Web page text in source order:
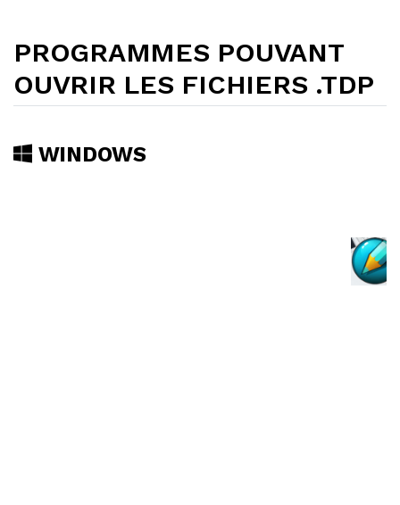
PROGRAMMES POUVANT
OUVRIR LES FICHIERS .TDP
WINDOWS